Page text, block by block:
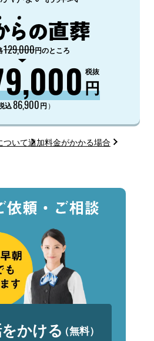
129,000円のところ
円
税抜
込86,900円 ）
ついて追加料金がかかる場合
かける（無料）